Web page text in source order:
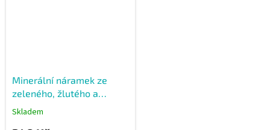
Minerální náramek ze
zeleného, žlutého a
růžového achátu
Skladem